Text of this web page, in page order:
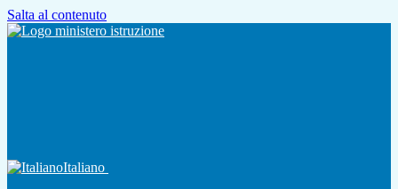
Salta al contenuto
Italiano